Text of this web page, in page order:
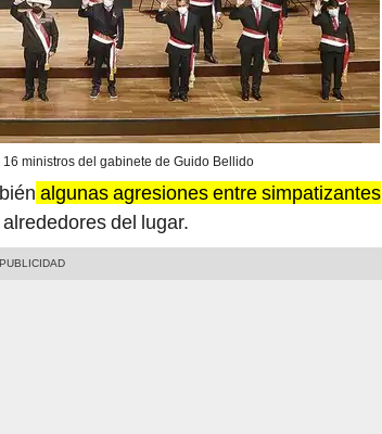
ministros del gabinete de Guido Bellido
algunas agresiones entre simpatizantes
del lugar.